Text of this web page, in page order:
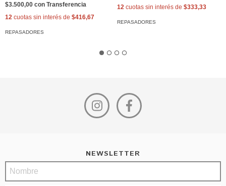
$3.500,00 con Transferencia
12 cuotas sin interés de $416,67
REPASADORES
12 cuotas sin interés de $333,33
REPASADORES
NEWSLETTER